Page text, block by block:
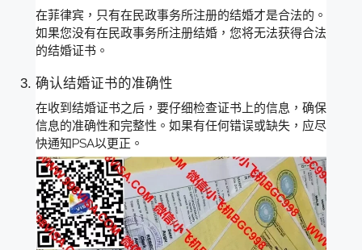
在菲律宾，只有在民政事务所注册的结婚才是合法的。
如果您没有在民政事务所注册结婚，您将无法获得合法
的结婚证书。
确认结婚证书的准确性
在收到结婚证书之后，要仔细检查证书上的信息，确保
信息的准确性和完整性。如果有任何错误或缺失，应尽
快通知PSA以更正。